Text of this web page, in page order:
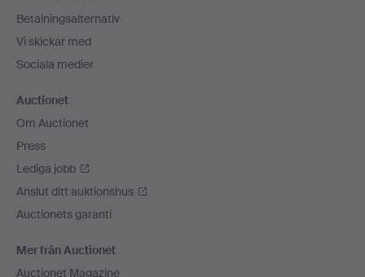
Betalningsalternativ
Vi skickar med
Sociala medier
Auctionet
Om Auctionet
Press
Lediga jobb
Anslut ditt auktionshus
Auctionets garanti
Mer från Auctionet
Auctionet Magazine